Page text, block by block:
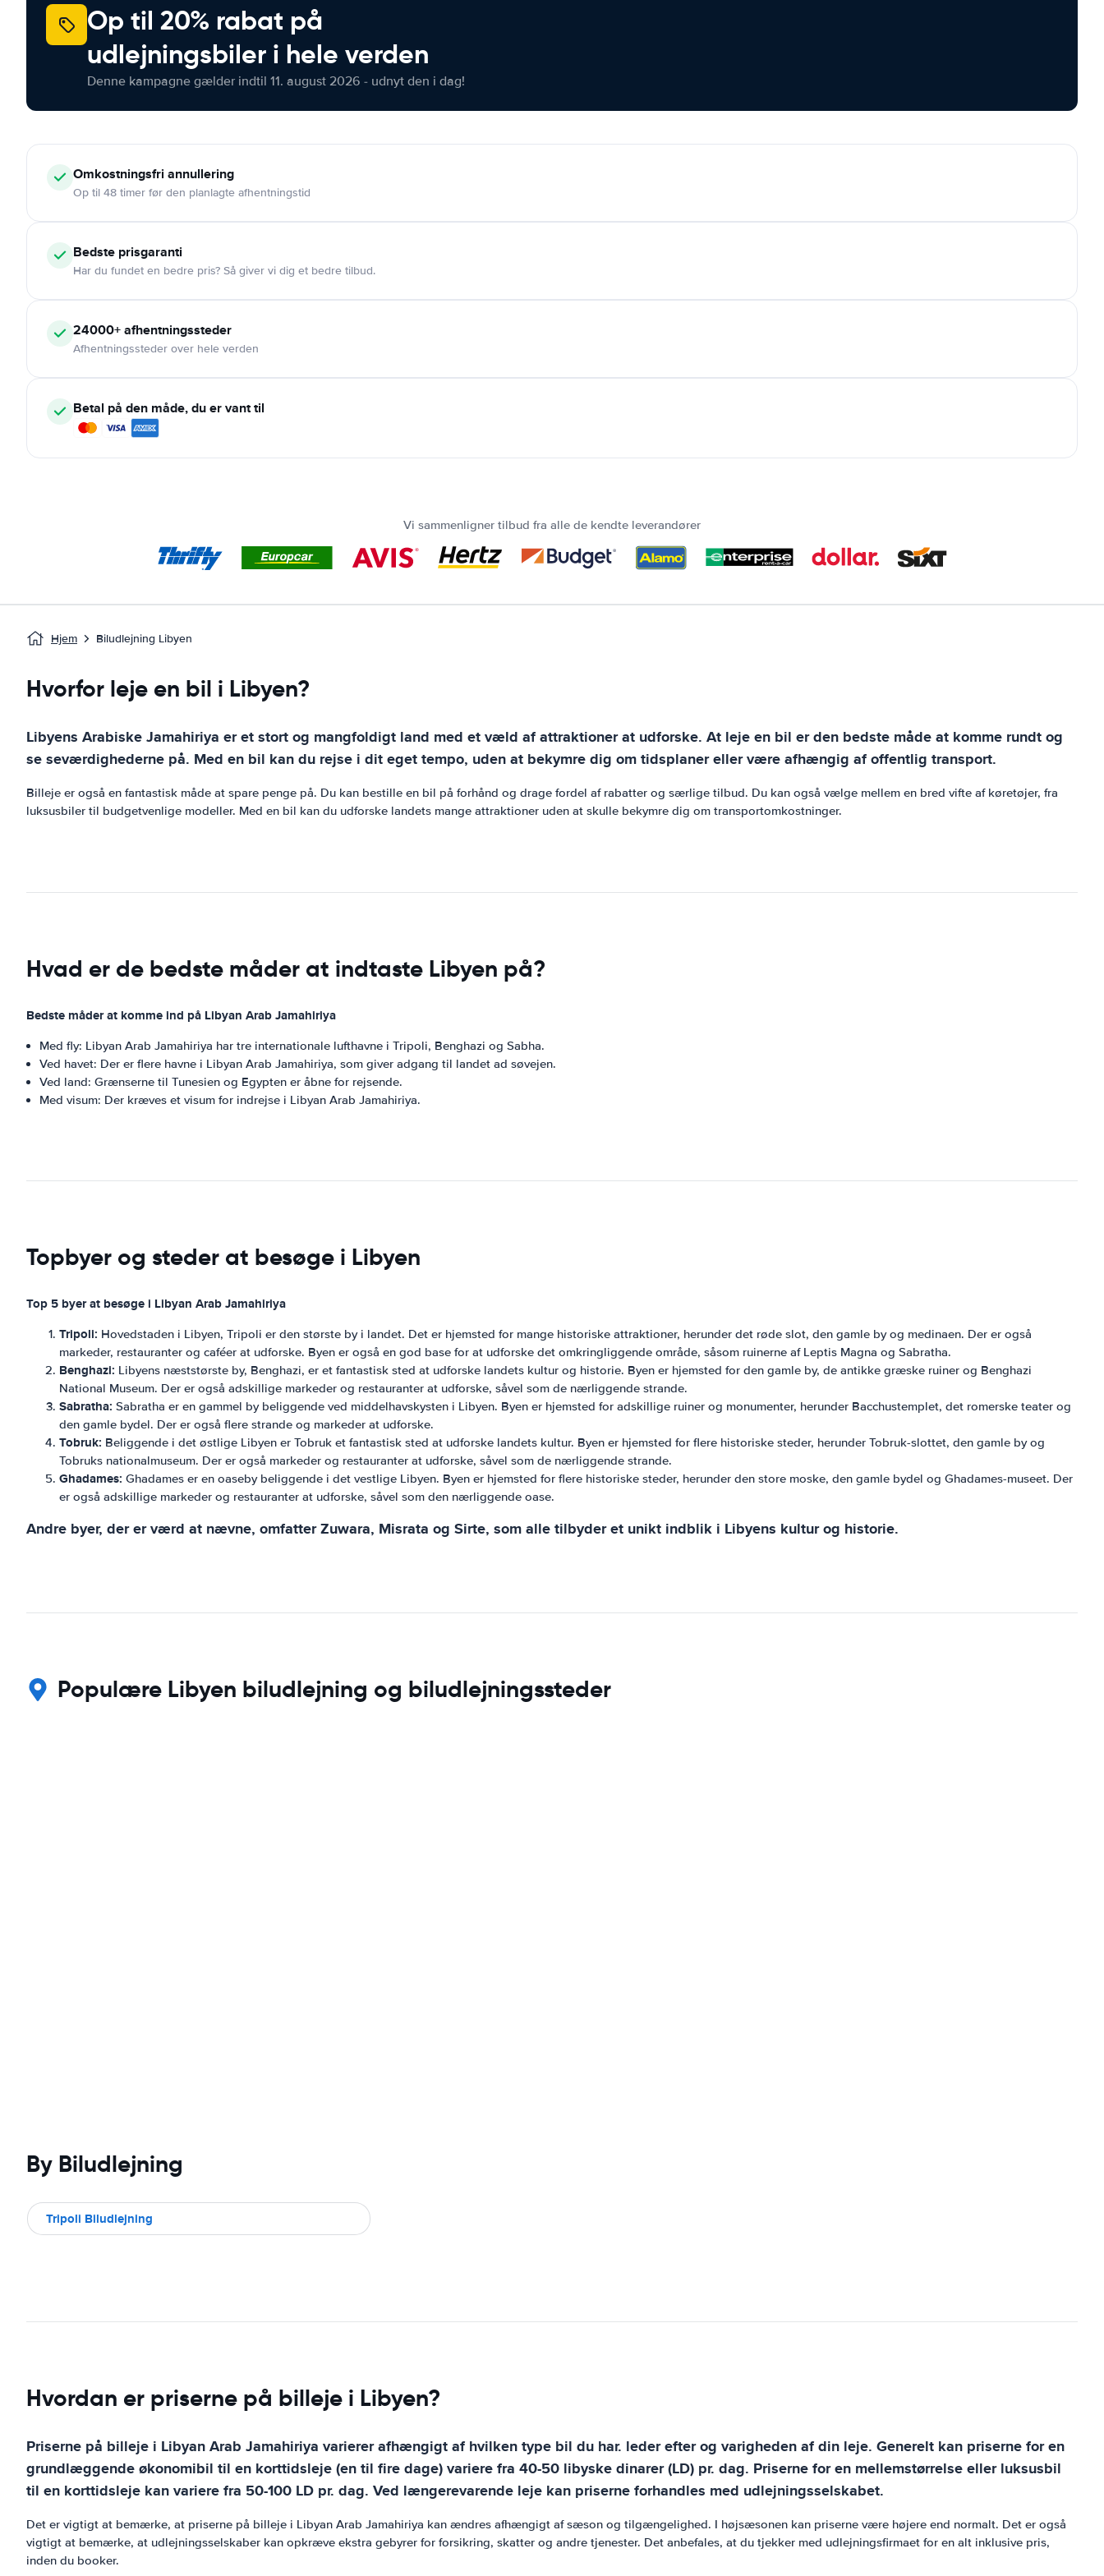
Op til 20% rabat på
udlejningsbiler i hele verden
Denne kampagne gælder indtil 11. august 2026 - udnyt den i dag!
Omkostningsfri annullering
Op til 48 timer før den planlagte afhentningstid
Bedste prisgaranti
Har du fundet en bedre pris? Så giver vi dig et bedre tilbud.
24000+afhentningssteder
Afhentningssteder over hele verden
Betal på den måde, du er vant til
Vi sammenligner tilbud fra alle de kendte leverandører
Hjem Biludlejning Libyen
Hvorfor leje en bil i Libyen?
Libyens Arabiske Jamahiriya er et stort og mangfoldigt land med et væld af attraktioner at udforske. At leje en bil er den bedste måde at komme rundt og
se seværdighederne på. Med en bil kan du rejse i dit eget tempo, uden at bekymre dig om tidsplaner eller være afhængig af offentlig transport.
Billeje er også en fantastisk måde at spare penge på. Du kan bestille en bil på forhånd og drage fordel af rabatter og særlige tilbud. Du kan også vælge mellem en bred vifte af køretøjer, fra
luksusbiler til budgetvenlige modeller. Med en bil kan du udforske landets mange attraktioner uden at skulle bekymre dig om transportomkostninger.
Hvad er de bedste måder at indtaste Libyen på?
Bedste måder at komme ind på Libyan Arab Jamahiriya
Med fly: Libyan Arab Jamahiriya har tre internationale lufthavne i Tripoli, Benghazi og Sabha.
Ved havet: Der er flere havne i Libyan Arab Jamahiriya, som giver adgang til landet ad søvejen.
Ved land: Grænserne til Tunesien og Egypten er åbne for rejsende.
Med visum: Der kræves et visum for indrejse i Libyan Arab Jamahiriya.
Topbyer og steder at besøge i Libyen
Top 5 byer at besøge i Libyan Arab Jamahiriya
Tripoli: Hovedstaden i Libyen, Tripoli er den største by i landet. Det er hjemsted for mange historiske attraktioner, herunder det røde slot, den gamle by og medinaen. Der er også
markeder, restauranter og caféer at udforske. Byen er også en god base for at udforske det omkringliggende område, såsom ruinerne af Leptis Magna og Sabratha.
Benghazi: Libyens næststørste by, Benghazi, er et fantastisk sted at udforske landets kultur og historie. Byen er hjemsted for den gamle by, de antikke græske ruiner og Benghazi
National Museum. Der er også adskillige markeder og restauranter at udforske, såvel som de nærliggende strande.
Sabratha: Sabratha er en gammel by beliggende ved middelhavskysten i Libyen. Byen er hjemsted for adskillige ruiner og monumenter, herunder Bacchustemplet, det romerske teater og
den gamle bydel. Der er også flere strande og markeder at udforske.
Tobruk: Beliggende i det østlige Libyen er Tobruk et fantastisk sted at udforske landets kultur. Byen er hjemsted for flere historiske steder, herunder Tobruk-slottet, den gamle by og
Tobruks nationalmuseum. Der er også markeder og restauranter at udforske, såvel som de nærliggende strande.
Ghadames: Ghadames er en oaseby beliggende i det vestlige Libyen. Byen er hjemsted for flere historiske steder, herunder den store moske, den gamle bydel og Ghadames-museet. Der
er også adskillige markeder og restauranter at udforske, såvel som den nærliggende oase.
Andre byer, der er værd at nævne, omfatter Zuwara, Misrata og Sirte, som alle tilbyder et unikt indblik i Libyens kultur og historie.
Populære Libyen biludlejning og biludlejningssteder
By Biludlejning
Tripoli Biludlejning
Hvordan er priserne på billeje i Libyen?
Priserne på billeje i Libyan Arab Jamahiriya varierer afhængigt af hvilken type bil du har. leder efter og varigheden af ​​din leje. Generelt kan priserne for en
grundlæggende økonomibil til en korttidsleje (en til fire dage) variere fra 40-50 libyske dinarer (LD) pr. dag. Priserne for en mellemstørrelse eller luksusbil
til en korttidsleje kan variere fra 50-100 LD pr. dag. Ved længerevarende leje kan priserne forhandles med udlejningsselskabet.
Det er vigtigt at bemærke, at priserne på billeje i Libyan Arab Jamahiriya kan ændres afhængigt af sæson og tilgængelighed. I højsæsonen kan priserne være højere end normalt. Det er også
vigtigt at bemærke, at udlejningsselskaber kan opkræve ekstra gebyrer for forsikring, skatter og andre tjenester. Det anbefales, at du tjekker med udlejningsfirmaet for en alt inklusive pris,
inden du booker.